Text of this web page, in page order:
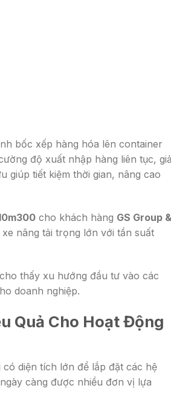
bốc xếp hàng hóa lên container
độ xuất nhập hàng liên tục,
giúp tiết kiệm thời gian, nâng cao
cho khách hàng GS Group &
nâng tải trọng lớn với tần suất
thấy xu hướng đầu tư vào các
doanh nghiệp.
Quả Cho Hoạt Động
diện tích lớn để lắp đặt các hệ
ngày càng được nhiều đơn vị lựa